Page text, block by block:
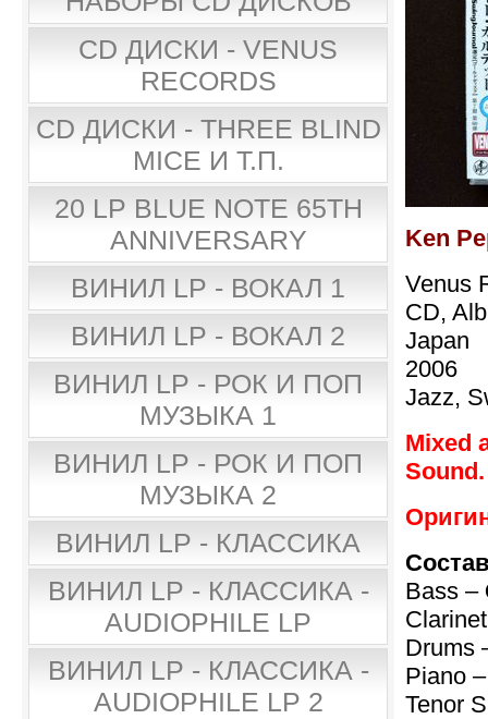
CD ДИСКИ - VENUS
RECORDS
CD ДИСКИ - THREE BLIND
MICE И Т.П.
20 LP BLUE NOTE 65TH
ANNIVERSARY
ВИНИЛ LP - ВОКАЛ 1
ВИНИЛ LP - ВОКАЛ 2
ВИНИЛ LP - РОК И ПОП
МУЗЫКА 1
ВИНИЛ LP - РОК И ПОП
МУЗЫКА 2
ВИНИЛ LP - КЛАССИКА
ВИНИЛ LP - КЛАССИКА -
AUDIOPHILE LP
ВИНИЛ LP - КЛАССИКА -
AUDIOPHILE LP 2
Ken
Venus
CD,
Japan
2006
Jazz,
Mixed
Sound.
Bass –
Drums
Piano
Tenor